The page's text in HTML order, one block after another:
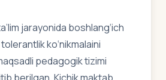
jarayonida boshlang‘ich
ko‘nikmalaini
pedagogik tizimi